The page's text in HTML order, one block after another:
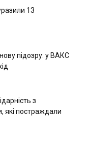
13
підозру: у ВАКС
з
які постраждали